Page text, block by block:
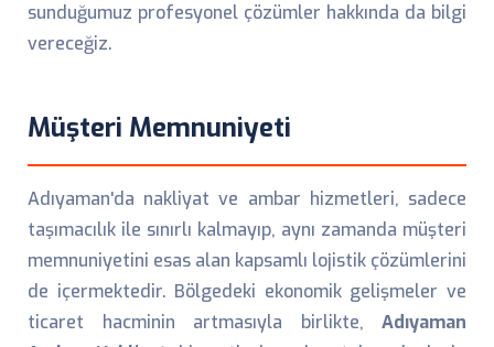
sunduğumuz profesyonel çözümler hakkında da bilgi
vereceğiz.
Müşteri Memnuniyeti
Adıyaman'da nakliyat ve ambar hizmetleri, sadece
taşımacılık ile sınırlı kalmayıp, aynı zamanda müşteri
memnuniyetini esas alan kapsamlı lojistik çözümlerini
de içermektedir. Bölgedeki ekonomik gelişmeler ve
ticaret hacminin artmasıyla birlikte, Adıyaman